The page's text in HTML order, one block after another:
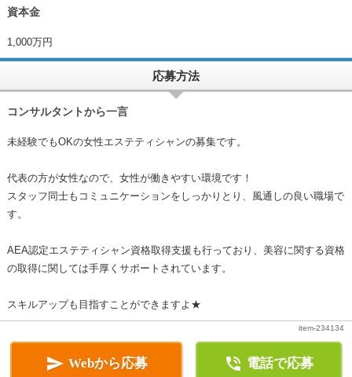
資本金
1,000万円
応募方法
コンサルタントから一言
未経験でもOKの女性エステティシャンの募集です。
代表の方が女性なので、女性が働きやすい環境です！
スタッフ同士もコミュニケーションをしっかりとり、風通しの良い職場で
す。
AEA認定エステティシャン資格取得支援も行っており、美容に関する資格
の取得に関しては手厚くサポートされています。
スキルアップも目指すことができますよ★
item-234134
 Webから応募  電話で応募